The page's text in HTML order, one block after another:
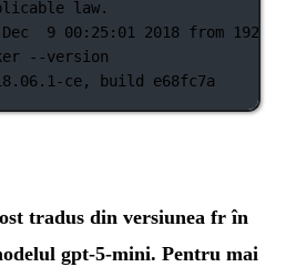
law.
Dec 9 00:25:01 2018 from
--version
ce, build e68fc7a
tradus din versiunea fr în
gpt-5-mini. Pentru mai